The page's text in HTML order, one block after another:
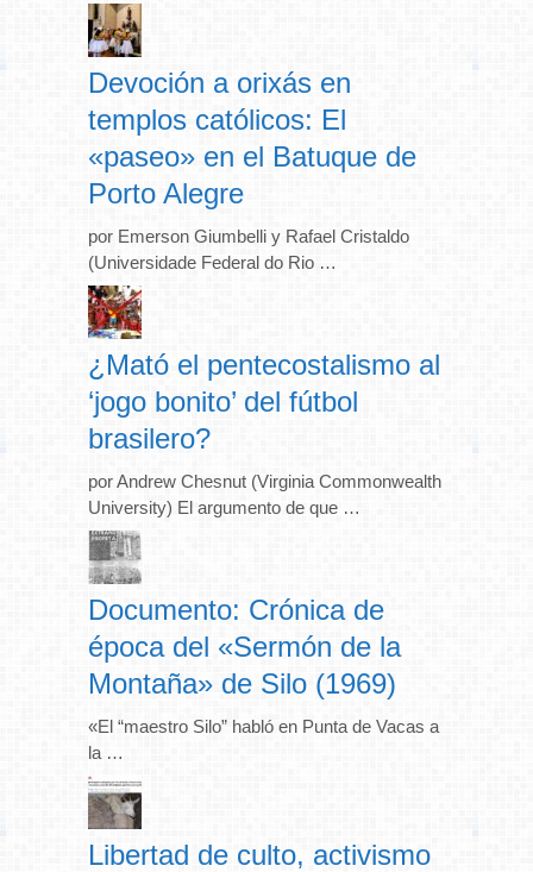
Devoción a orixás en
templos católicos: El
«paseo» en el Batuque de
Porto Alegre
por Emerson Giumbelli y Rafael Cristaldo
(Universidade Federal do Rio …
¿Mató el pentecostalismo al
‘jogo bonito’ del fútbol
brasilero?
por Andrew Chesnut (Virginia Commonwealth
University) El argumento de que …
Documento: Crónica de
época del «Sermón de la
Montaña» de Silo (1969)
«El “maestro Silo” habló en Punta de Vacas a
la …
Libertad de culto, activismo